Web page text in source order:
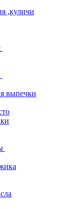
,куличи
выпечки